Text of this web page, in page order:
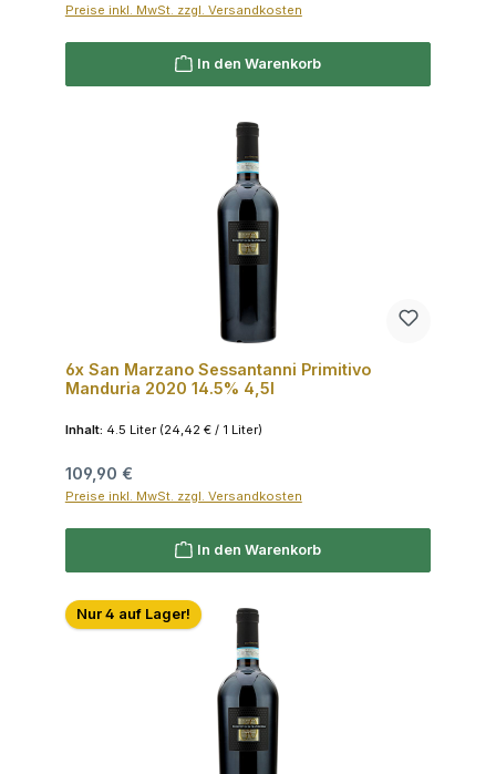
Preise inkl. MwSt. zzgl. Versandkosten
In den Warenkorb
6x San Marzano Sessantanni Primitivo
Manduria 2020 14.5% 4,5l
Inhalt: 4.5 Liter (24,42 € / 1 Liter)
Regulärer Preis:
109,90 €
Preise inkl. MwSt. zzgl. Versandkosten
In den Warenkorb
Nur 4 auf Lager!